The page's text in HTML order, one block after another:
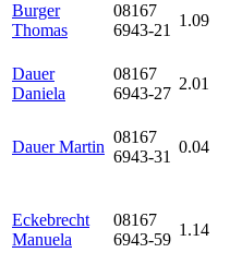
Burger
Thomas
08167
6943-21
1.09
Dauer
Daniela
08167
6943-27
2.01
Dauer Martin
08167
6943-31
0.04
Eckebrecht
Manuela
08167
6943-59
1.14